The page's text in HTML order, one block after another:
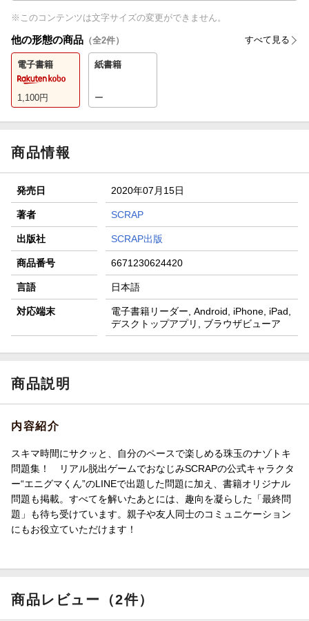
※このコンテンツは文字サイズの変更ができません。
他の形態の商品 （全2件） すべて見る
電子書籍
1,100円
紙書籍
ー
商品情報
発売日 2020年07月15日
著者 SCRAP
出版社 SCRAP出版
商品番号 6671230624420
言語 日本語
対応端末
電子書籍リーダー, Android, iPhone, iPad,
デスクトップアプリ, ブラウザビューア
商品説明
内容紹介
スキマ時間にサクッと、自分のペースで楽しめる珠玉のナゾトキ
問題集！ リアル脱出ゲームでおなじみSCRAPの公式キャラクタ
ー“エニグマくん”のLINEで出題した問題に加え、書籍オリジナル
問題も掲載。すべてを解いたあとには、趣向を凝らした「最終問
題」も待ち受けています。親子や友人同士のコミュニケーション
にもお役立ていただけます！
商品レビュー（2件）